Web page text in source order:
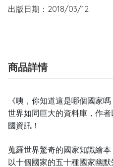
出版日期：2018/03/12
商品詳情
《咦，你知道這是哪個國家
世界如同巨大的資料庫，作
國資訊！
蒐羅世界驚奇的國家知識繪本
以十個國家的五十種國家幽默